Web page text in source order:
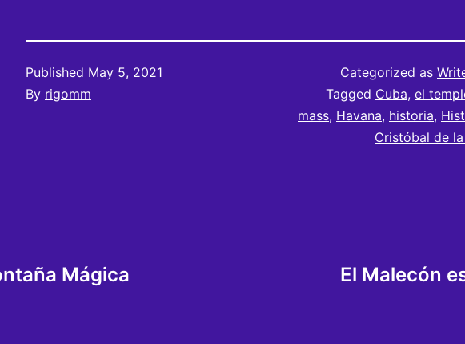
Published May 5, 2021
By rigomm
Categorized as
Tagged Cuba, el
mass, Havana, historia,
Cristóbal de
Mágica El Malecón